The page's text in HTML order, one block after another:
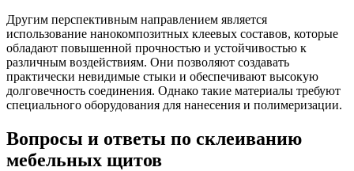
Другим перспективным направлением является
использование нанокомпозитных клеевых составов, которые
обладают повышенной прочностью и устойчивостью к
различным воздействиям. Они позволяют создавать
практически невидимые стыки и обеспечивают высокую
долговечность соединения. Однако такие материалы требуют
специального оборудования для нанесения и полимеризации.
Вопросы и ответы по склеиванию
мебельных щитов